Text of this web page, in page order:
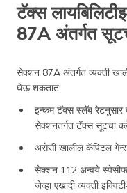
टॅक्स
87A अंतर्गत
सेक्शन 87A अंतर्गत व्यक्ती
घेऊ शकतात:
इन्कम टॅक्स स्लॅब रेटनुसार
सेक्शनतर्गत टॅक्स सूटचा
असेसी खालील कॅपिटल
सेक्शन 112 अन्वये
जेव्हा एखादी व्यक्ती